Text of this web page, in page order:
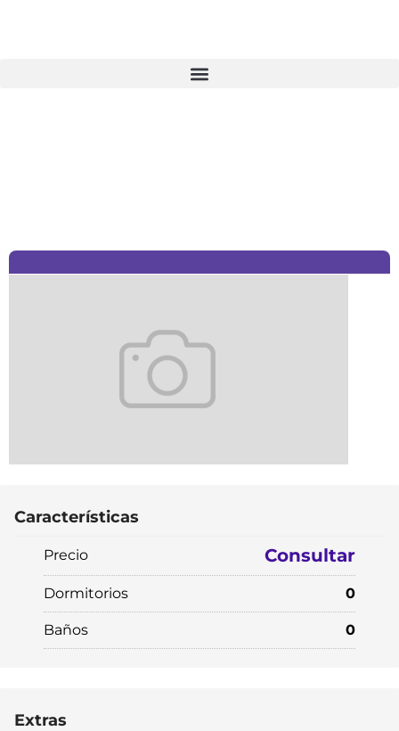
Características
Precio Consultar
Dormitorios 0
Baños 0
Extras